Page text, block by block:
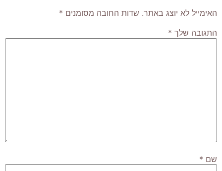
האימייל לא יוצג באתר. שדות החובה מסומנים *
התגובה שלך *
שם *